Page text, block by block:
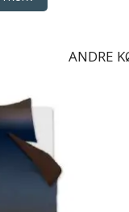
ANDRE